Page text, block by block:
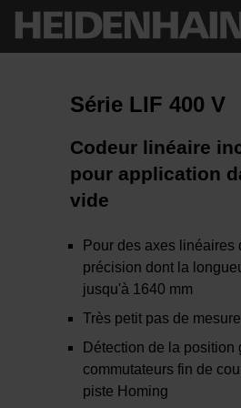
Série LIF 400 V
Codeur linéaire
pour application
vide
Pour des axes linéaires
précision dont la
jusqu'à 1640 mm
Très petit pas de
Détection de la position
commutateurs fin de
piste Homing